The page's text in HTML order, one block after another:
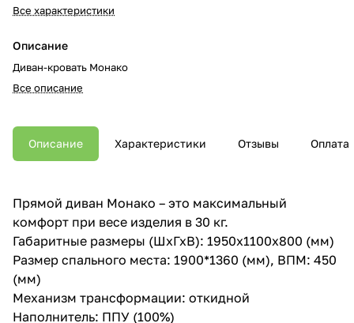
Все характеристики
Описание
Диван-кровать Монако
Все описание
Описание Характеристики Отзывы Оплата
Прямой диван Монако – это максимальный
комфорт при весе изделия в 30 кг.
Габаритные размеры (ШхГхВ): 1950х1100х800 (мм)
Размер спального места: 1900*1360 (мм), ВПМ: 450
(мм)
Механизм трансформации: откидной
Наполнитель: ППУ (100%)